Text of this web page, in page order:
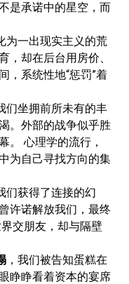
是承诺中的星空，而
为一出现实主义的荒
，却在后台用房价、
，系统性地“惩罚”着
们坐拥前所未有的丰
。外部的战争似乎胜
。 心理学的流行，
为自己寻找方向的集
们获得了连接的幻
许诺解放我们，最终
交朋友，却与隔壁
，我们被告知蛋糕在
睁睁看着资本的宴席